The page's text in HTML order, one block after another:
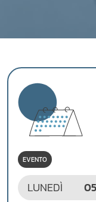
EVENTO
LUNEDÌ